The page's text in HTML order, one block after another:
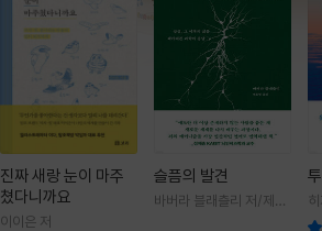
진짜 새랑 눈이 마주
쳤다니까요
이이은 저
슬픔의 발견
바버라 블래츨리 저/제효